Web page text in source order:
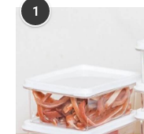
1